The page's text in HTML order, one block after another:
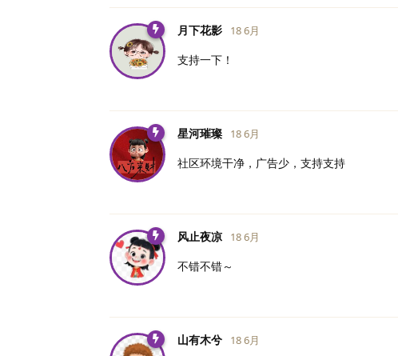
月下花影 18 6月
支持一下！
星河璀璨 18 6月
社区环境干净，广告少，支持支持
风止夜凉 18 6月
不错不错～
山有木兮 18 6月